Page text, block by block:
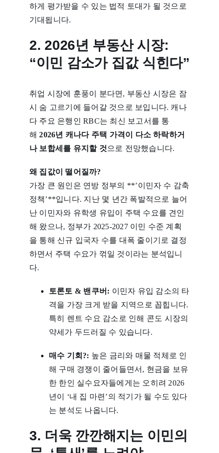
하게 평가받을 수 있는 법적 토대가 될 것으로
기대됩니다.
2. 2026년 부동산 시장:
“이민 감소가 집값 식힌다”
취업 시장에 훈풍이 분다면, 부동산 시장은 잠
시 숨 고르기에 들어갈 것으로 보입니다. 캐나
다 주요 은행인 RBC는 최신 보고서를 통
해2026년 캐나다 주택 가격이 다소 하락하거
나 보합세를 유지할 것으로 전망했습니다.
왜 집값이 떨어질까?
가장 큰 원인은 연방 정부의 **’이민자 수 감축
정책’**입니다. 지난 몇 년간 폭발적으로 늘어
난 이민자와 유학생 유입이 주택 수요를 견인
해 왔으나, 정부가 2025-2027 이민 수준 계획
을 통해 신규 입국자 수를 대폭 줄이기로 결정
하면서 주택 수요가 꺾일 것이라는 분석입니
다.
토론토 & 밴쿠버: 이민자 유입 감소의 타
격을 가장 크게 받을 지역으로 꼽힙니다.
특히 렌트 수요 감소로 인해 콘도 시장의
약세가 두드러질 수 있습니다.
매수 기회?: 높은 금리와 매물 적체로 인
해 구매 경쟁이 줄어들면서, 현금을 보유
한 한인 실수요자들에게는 오히려 2026
년이 ‘내 집 마련’의 적기가 될 수도 있다
는 분석도 나옵니다.
3. 더욱 깐깐해지는 이민의